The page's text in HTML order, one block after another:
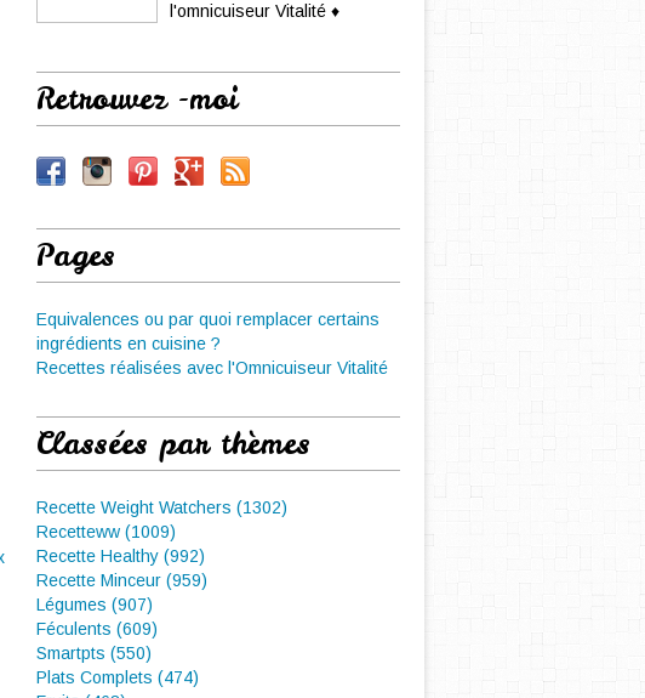
l'omnicuiseur Vitalité ♦
Retrouvez -moi
Pages
Equivalences ou par quoi remplacer certains
ingrédients en cuisine ?
Recettes réalisées avec l'Omnicuiseur Vitalité
Classées par thèmes
Recette Weight Watchers (1302)
Recetteww (1009)
Recette Healthy (992)
Recette Minceur (959)
Légumes (907)
Féculents (609)
Smartpts (550)
Plats Complets (474)